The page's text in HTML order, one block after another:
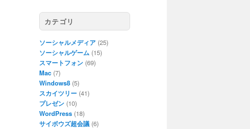
カテゴリ
ソーシャルメディア (25)
ソーシャルゲーム (15)
スマートフォン (69)
Mac (7)
Windows8 (5)
スカイツリー (41)
プレゼン (10)
WordPress (18)
サイボウズ超会議 (6)